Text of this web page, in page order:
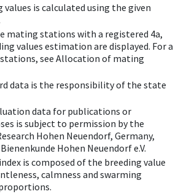
is calculated using the given
mating stations with a registered 4a,
values estimation are displayed. For a
see Allocation of mating
data is the responsibility of the state
data for publications or
is subject to permission by the
Hohen Neuendorf, Germany,
Hohen Neuendorf e.V.
is composed of the breeding value
calmness and swarming